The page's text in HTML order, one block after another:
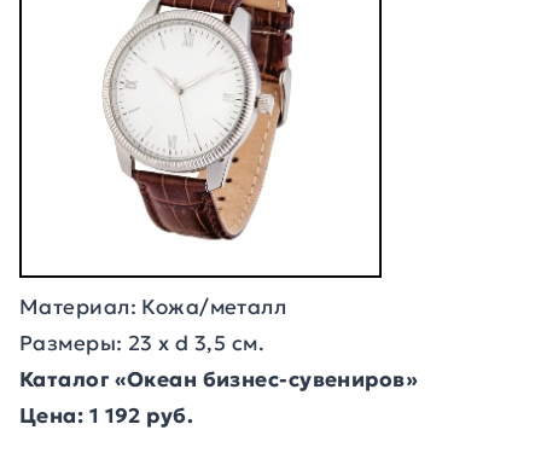
Материал: Кожа/металл
Размеры: 23 х d 3,5 см.
Каталог «Океан бизнес-сувениров»
Цена: 1 192 руб.